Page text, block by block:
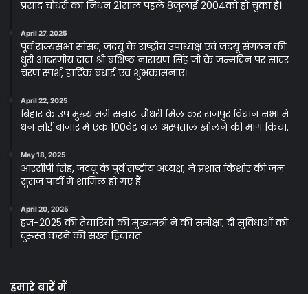
प्रसाद चौधरी का निधन 21साल पहले 8जुलाई 2004को हो चुका है।
April 27, 2025
पूर्व राज्यसभा सांसद, जदयू के राष्ट्रीय उपाध्यक्ष एवं जदयू संगठन की
धुरी आदरणीय दादा श्री बशिष्ठ नारायण सिंह जी के जन्मदिन पर सादर
चरण स्पर्श, हार्दिक बधाई एवं शुभकामनाएं।
April 22, 2025
बिहार के उप मुख्य मंत्री सम्राट चौधरी मिल कर राजपुर विधान सभा मे
धन सोई बाजार मे एक 100वेड वाल अस्पताल खोलने की मांग किया.
May 18, 2025
आरसीपी सिंह, जदयू के पूर्व राष्ट्रीय अध्यक्ष, ने प्रशांत किशोर की जन
सुराज पार्टी में शामिल हो गए हैं
April 20, 2025
हज-2025 की तैयारियों की मुख्यमंत्री ने की समीक्षा, दी सुविधाओं को
दुरुस्त करने की सख्त हिदायत
हमारे बारें में